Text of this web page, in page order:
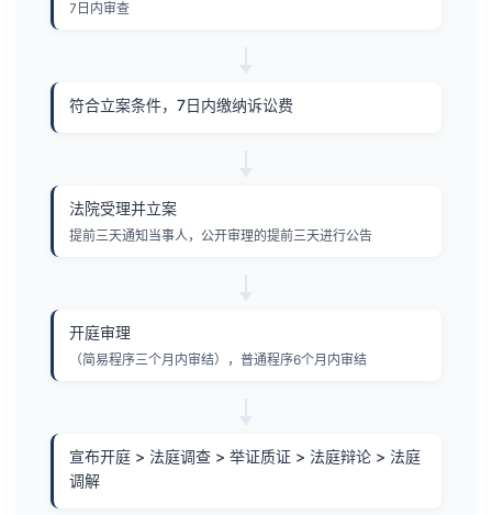
7日内审查
符合立案条件，7日内缴纳诉讼费
法院受理并立案
提前三天通知当事人，公开审理的提前三天进行公告
开庭审理
（简易程序三个月内审结），普通程序6个月内审结
宣布开庭 > 法庭调查 > 举证质证 > 法庭辩论 > 法庭
调解